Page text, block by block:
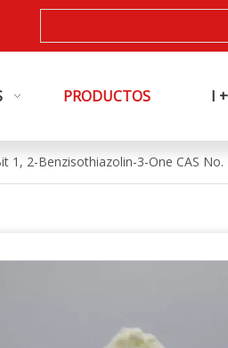
PRODUCTOS I
1, 2-Benzisothiazolin-3-One CAS No.